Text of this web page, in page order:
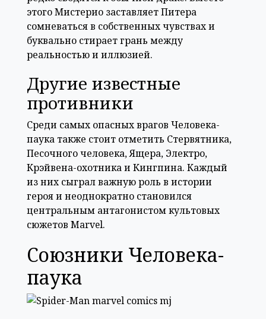
этого Мистерио заставляет Питера
сомневаться в собственных чувствах и
буквально стирает грань между
реальностью и иллюзией.
Другие известные
противники
Среди самых опасных врагов Человека-
паука также стоит отметить Стервятника,
Песочного человека, Ящера, Электро,
Крэйвена-охотника и Кингпина. Каждый
из них сыграл важную роль в истории
героя и неоднократно становился
центральным антагонистом культовых
сюжетов Marvel.
Союзники Человека-
паука